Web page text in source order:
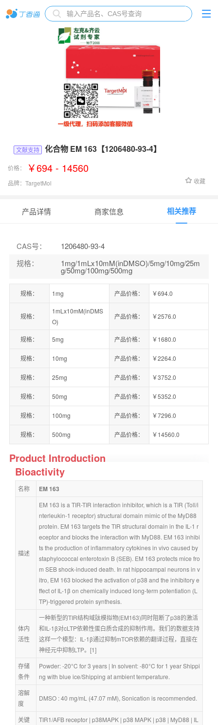
文献支持 化合物 EM 163【1206480-93-4】
价格： ￥694 - 14560
品牌： TargetMol 收藏
产品详情 商家信息 相关推荐
CAS号：
1206480-93-4
规格： 1mg/1mLx10mM(inDMSO)/5mg/10mg/25m
g/50mg/100mg/500mg
规格： 1mg 产品价格： ￥694.0
规格：
1mLx10mM(inDMS
O)
产品价格： ￥2576.0
规格： 5mg 产品价格： ￥1680.0
规格： 10mg 产品价格： ￥2264.0
规格： 25mg 产品价格： ￥3752.0
规格： 50mg 产品价格： ￥5352.0
规格： 100mg 产品价格： ￥7296.0
规格： 500mg 产品价格： ￥14560.0
Product Introduction
Bioactivity
名称 EM 163
描述
EM 163 is a TIR-TIR interaction inhibitor, which is a TIR (Toll/i
nterleukin-1 receptor) structural domain mimic of the MyD88
protein. EM 163 targets the TIR structural domain in the IL-1 r
eceptor and blocks the interaction with MyD88. EM 163 inhibi
ts the production of inflammatory cytokines in vivo caused by
staphylococcal enterotoxin B (SEB). EM 163 protects mice fro
m SEB shock-induced death. In rat hippocampal neurons in v
itro, EM 163 blocked the activation of p38 and the inhibitory e
ffect of IL-1β on chemically induced long-term potentiation (L
TP)-triggered protein synthesis.
体内
活性
一种新型的TIR结构域肽模拟物(EM163)同时阻断了p38的激活
和IL-1β对cLTP依赖性蛋白质合成的抑制作用。我们的数据支持
这样一个模型：IL-1β通过抑制mTOR依赖的翻译过程，直接在
神经元中抑制LTP。[1]
存储
条件
Powder: -20°C for 3 years | In solvent: -80°C for 1 year Shippi
ng with blue ice/Shipping at ambient temperature.
溶解
度
DMSO : 40 mg/mL (47.07 mM), Sonication is recommended.
关键
TIR1/AFB receptor | p38MAPK | p38 MAPK | p38 | MyD88 | IL